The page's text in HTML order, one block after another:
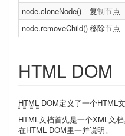
node.cloneNode()
复制节点
node.removeChild()移除节点
HTML DOM
HTML DOM定义了一个HTML
HTML文档首先是一个XML文
在HTML DOM里一并说明。